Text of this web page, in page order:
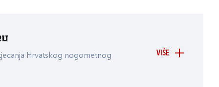
VIŠE
Hrvatskog nogometnog